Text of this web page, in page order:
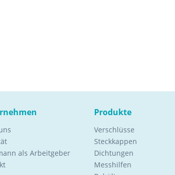
als Arbeitgeber
Produkte
Verschlüsse
Steckkappen
Dichtungen
Messhilfen